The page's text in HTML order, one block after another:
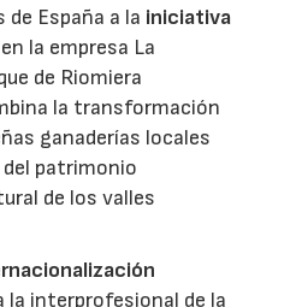
España a la iniciativa
la empresa La
de Riomiera
la transformación
ganaderías locales
patrimonio
de los valles
la interprofesional de la